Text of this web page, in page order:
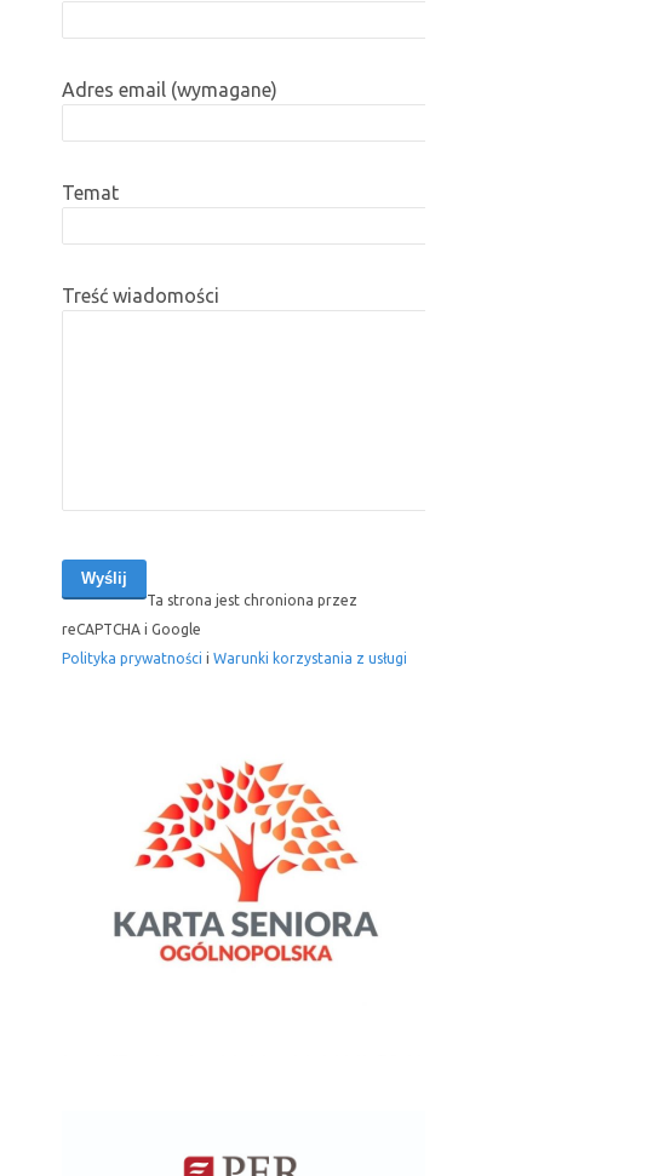
Adres email (wymagane)
Temat
Treść wiadomości
Ta strona jest chroniona przez
reCAPTCHA i Google
Polityka prywatności i Warunki korzystania z usługi